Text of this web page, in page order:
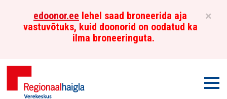
×
edoonor.ee lehel saad broneerida aja
vastuvõtuks, kuid doonorid on oodatud ka
ilma broneeringuta.